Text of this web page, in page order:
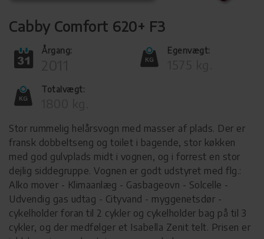
Cabby Comfort 620+ F3
Årgang: Egenvægt:
Totalvægt:
Stor rummelig helårsvogn med masser af plads. Der er
fransk dobbeltseng og toilet i bagende, stor køkken
med god gulvplads midt i vognen, og i forrest en stor
dejlig siddegruppe. Vognen er godt udstyret med flg.:
Alko mover - Klimaanlæg - Gasbageovn - Solcelle -
Udvendig gas udtag - Cityvand - myggenetsdør -
cykelholder foran til 2 cykler og cykelholder bag på til 3
cykler, og der medfølger et Isabella Zenit telt. Prisen er